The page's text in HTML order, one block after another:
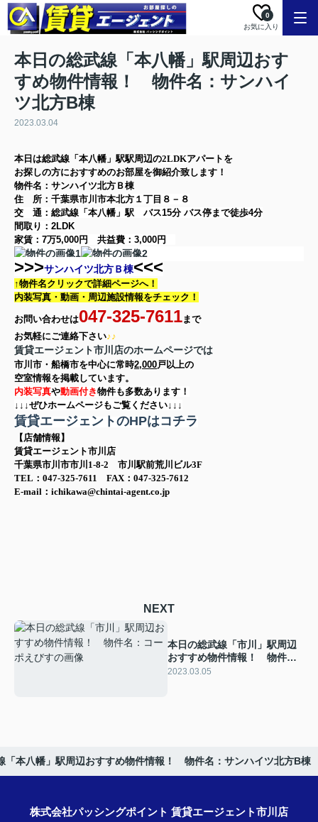
お気に入り
0
本日の総武線「本八幡」駅周辺おす
すめ物件情報！ 物件名：サンハイ
ツ北方B棟
2023.03.04
本日は総武線「本八幡」駅駅周辺の2LDKアパート を
お探しの方におすすめのお部屋を御紹介致します！
物件名：サンハイツ北方Ｂ棟
住 所： 千葉県市川市本北方１丁目８－８
交 通：総武線「本八幡」駅 バス15分 バス停まで徒歩4分
間取り： 2LDK
家賃： 7万5,000円 共益費： 3,000円
>>>サンハイツ北方Ｂ棟<<<
↑物件名クリックで詳細ページへ！
内装写真・動画・ 周辺施設情報をチェック！
お問い合わせは047-325-7611まで
お気軽にご連絡下さい♪♪
賃貸エージェント市川店のホームページでは
市川市・船橋市を中心に常時2,000戸以上の
空室情報を掲載しています。
内装写真や動画付き物件も多数あります！
↓↓↓ぜひホームページもご覧ください↓↓↓
賃貸エージェントのHPはコチラ
【店舗情報】
賃貸エージェント市川店
千葉県市川市市川1-8-2 市川駅前荒川ビル3F
TEL：047-325-7611 FAX：047-325-7612
E-mail：ichikawa@chintai-agent.co.jp
NEXT
本日の総武線「市川」駅周辺
おすすめ物件情報！ 物件
名：コーポえびす
2023.03.05
「本八幡」駅周辺おすすめ物件情報！ 物件名：サンハイツ北方B棟
株式会社パッシングポイント 賃貸エージェント市川店